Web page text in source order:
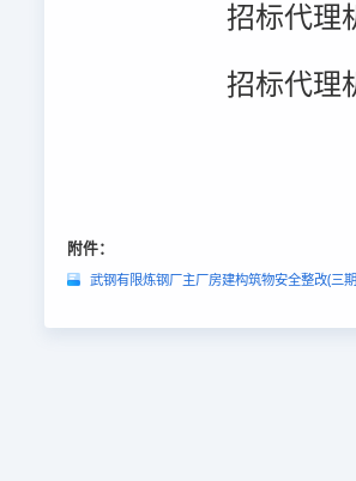
招标代理
招标代理
附件：
武钢有限炼钢厂主厂房建构筑物安全整改(三